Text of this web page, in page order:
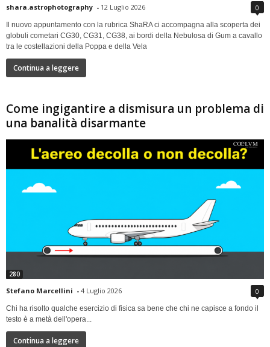
shara.astrophotography - 12 Luglio 2026 0
Il nuovo appuntamento con la rubrica ShaRA ci accompagna alla scoperta dei
globuli cometari CG30, CG31, CG38, ai bordi della Nebulosa di Gum a cavallo
tra le costellazioni della Poppa e della Vela
Continua a leggere
Come ingigantire a dismisura un problema di
una banalità disarmante
280
Stefano Marcellini - 4 Luglio 2026 0
Chi ha risolto qualche esercizio di fisica sa bene che chi ne capisce a fondo il
testo è a metà dell'opera...
Continua a leggere